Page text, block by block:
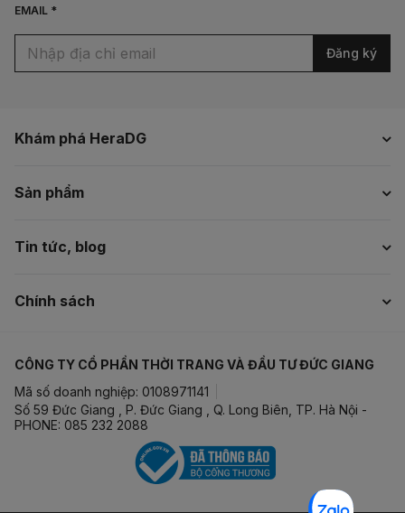
Khám phá HeraDG
Sản phẩm
Tin tức, blog
Chính sách
EMAIL *
Đăng ký
CÔNG TY CỔ PHẦN THỜI TRANG VÀ ĐẦU TƯ ĐỨC GIANG
Mã số doanh nghiệp: 0108971141
Số 59 Đức Giang , P. Đức Giang , Q. Long Biên, TP. Hà Nội -
PHONE: 085 232 2088